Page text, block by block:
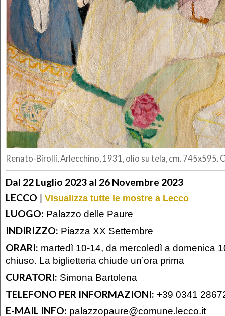
Renato-Birolli, Arlecchino, 1931, olio su tela, cm. 745x595.
Dal 22 Luglio 2023 al 26 Novembre 2023
LECCO | Visualizza tutte le mostre a Lecco
LUOGO: Palazzo delle Paure
INDIRIZZO: Piazza XX Settembre
ORARI: martedì 10-14, da mercoledì a domenica
chiuso. La biglietteria chiude un’ora prima
CURATORI: Simona Bartolena
TELEFONO PER INFORMAZIONI: +39 0341
E-MAIL INFO: palazzopaure@comune.lecco.it